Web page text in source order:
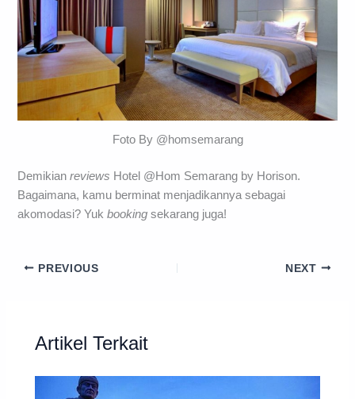
Foto By @homsemarang
Demikianreviews Hotel @Hom Semarang by Horison.
Bagaimana, kamu berminat menjadikannya sebagai
akomodasi? Yukbooking sekarang juga!
PREVIOUS NEXT
Artikel Terkait